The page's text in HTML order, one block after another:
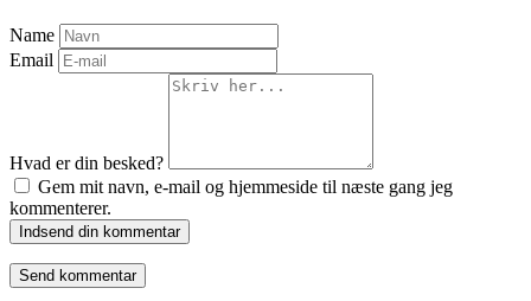
Name
Email
Hvad er din besked?
Gem mit navn, e-mail og hjemmeside til næste gang jeg
kommenterer.
Indsend din kommentar